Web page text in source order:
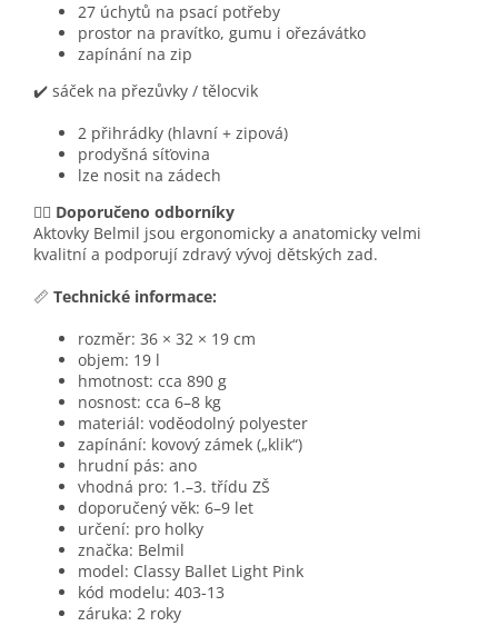
27 úchytů na psací potřeby
prostor na pravítko, gumu i ořezávátko
zapínání na zip
✔️ sáček na přezůvky / tělocvik
2 přihrádky (hlavní + zipová)
prodyšná síťovina
lze nosit na zádech
👨‍⚕️ Doporučeno odborníky
Aktovky Belmil jsou ergonomicky a anatomicky velmi
kvalitní a podporují zdravý vývoj dětských zad.
📏 Technické informace:
rozměr: 36 × 32 × 19 cm
objem: 19 l
hmotnost: cca 890 g
nosnost: cca 6–8 kg
materiál: voděodolný polyester
zapínání: kovový zámek („klik“)
hrudní pás: ano
vhodná pro: 1.–3. třídu ZŠ
doporučený věk: 6–9 let
určení: pro holky
značka: Belmil
model: Classy Ballet Light Pink
kód modelu: 403-13
záruka: 2 roky